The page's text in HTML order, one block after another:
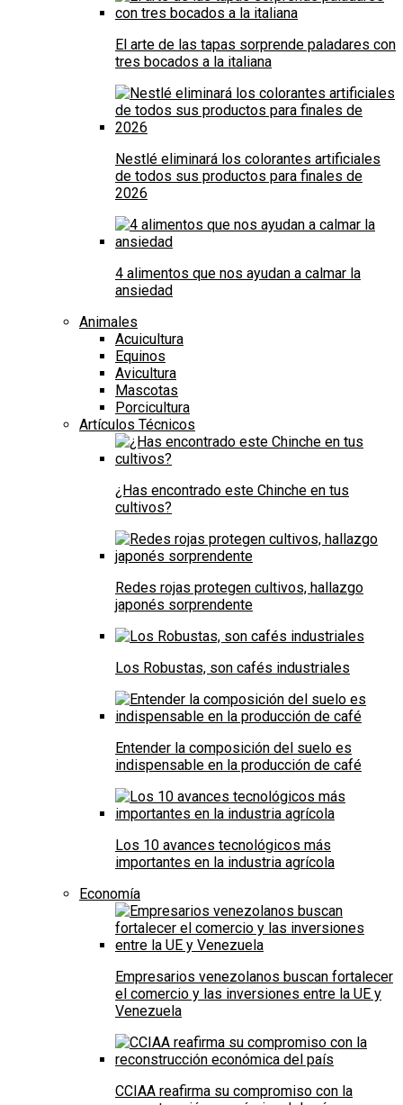
El arte de las tapas sorprende paladares con
tres bocados a la italiana
Nestlé eliminará los colorantes artificiales
de todos sus productos para finales de
2026
4 alimentos que nos ayudan a calmar la
ansiedad
Animales
Acuicultura
Equinos
Avicultura
Mascotas
Porcicultura
Artículos Técnicos
¿Has encontrado este Chinche en tus
cultivos?
Redes rojas protegen cultivos, hallazgo
japonés sorprendente
Los Robustas, son cafés industriales
Entender la composición del suelo es
indispensable en la producción de café
Los 10 avances tecnológicos más
importantes en la industria agrícola
Economía
Empresarios venezolanos buscan fortalecer
el comercio y las inversiones entre la UE y
Venezuela
CCIAA reafirma su compromiso con la